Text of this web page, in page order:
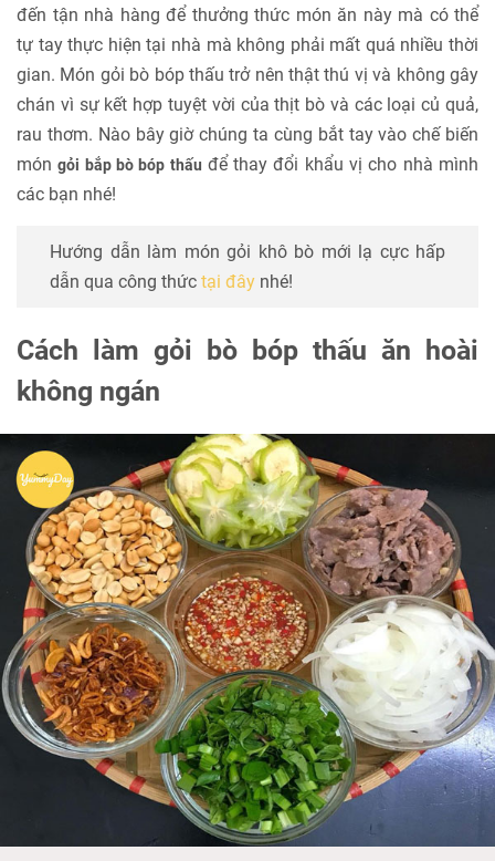
đến tận nhà hàng để thưởng thức món ăn này mà có thể
tự tay thực hiện tại nhà mà không phải mất quá nhiều thời
gian. Món gỏi bò bóp thấu trở nên thật thú vị và không gây
chán vì sự kết hợp tuyệt vời của thịt bò và các loại củ quả,
rau thơm. Nào bây giờ chúng ta cùng bắt tay vào chế biến
móngỏi bắp bò bóp thấu để thay đổi khẩu vị cho nhà mình
các bạn nhé!
Hướng dẫn làm món gỏi khô bò mới lạ cực hấp
dẫn qua công thức tại đây nhé!
Cách làm gỏi bò bóp thấu ăn hoài
không ngán